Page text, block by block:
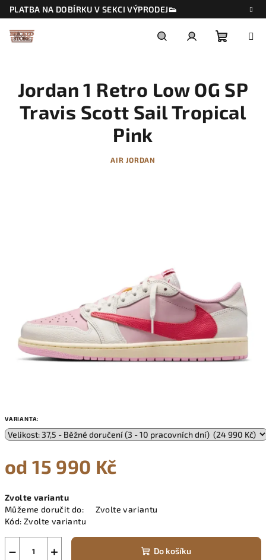
Přejít
na
obsah
PLATBA NA DOBÍRKU V SEKCI VÝPRODEJ👟
košík
VARIANTA:
od15 990 Kč
cena:
Zvolte variantu
Můžeme doručit do:
Zvolte variantu
Kód: Zvolte variantu
+
− Do košíku
Jordan 1 Retro Low OG SP
Travis Scott Sail Tropical
Pink
AIR JORDAN